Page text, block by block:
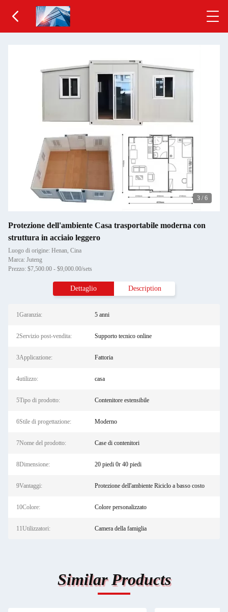
3 / 6
Protezione dell'ambiente Casa trasportabile moderna con
struttura in acciaio leggero
Luogo di origine: Henan, Cina
Marca: Juteng
Prezzo: $7,500.00 - $9,000.00/sets
Dettaglio Description
1Garanzia: 5 anni
2Servizio post-vendita: Supporto tecnico online
3Applicazione: Fattoria
4utilizzo: casa
5Tipo di prodotto: Contenitore estensibile
6Stile di progettazione: Moderno
7Nome del prodotto: Case di contenitori
8Dimensione: 20 piedi 0r 40 piedi
9Vantaggi: Protezione dell'ambiente Riciclo a basso costo
10Colore: Colore personalizzato
11Utilizzatori: Camera della famiglia
Similar Products